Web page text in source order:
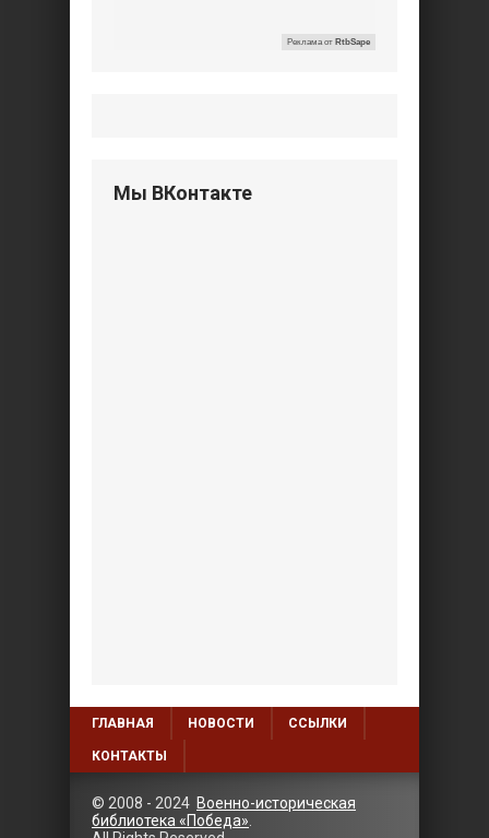
Реклама от RtbSape
Мы ВКонтакте
ГЛАВНАЯ НОВОСТИ ССЫЛКИ
КОНТАКТЫ
© 2008 - 2024 Военно-историческая
библиотека «Победа»